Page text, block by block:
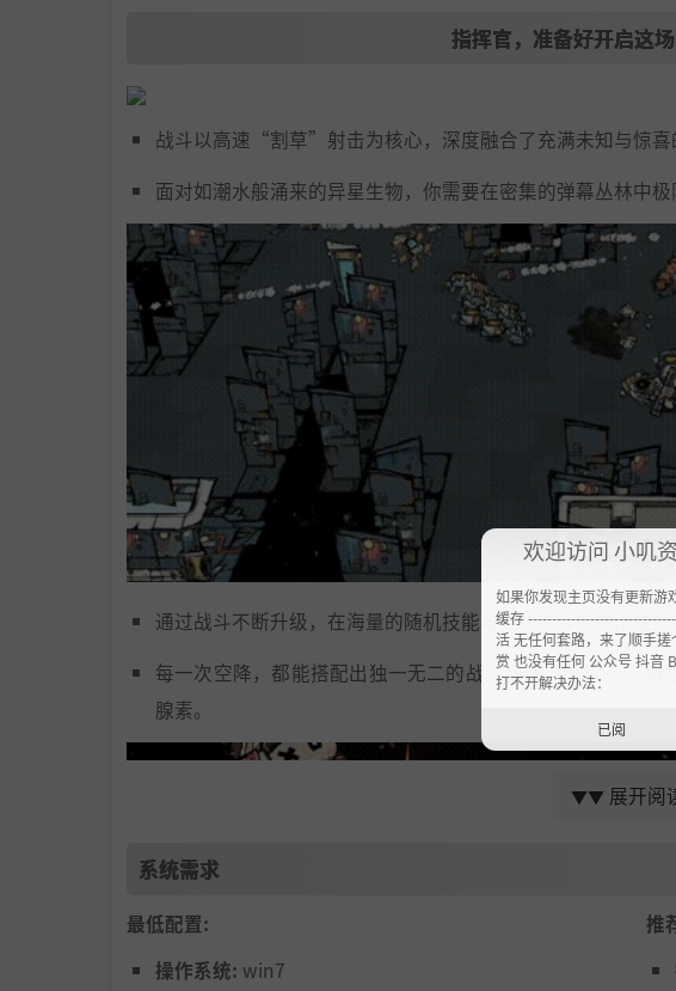
指挥官，准备好开启这
战斗以高速“割草”射击为核心，深度融合了充满未知与惊喜
面对如潮水般涌来的异星生物，你需要在密集的弹幕丛林中极
通过战斗不断升级，在海量的随机技能与强化芯片中做出抉择
每一次空降，都能搭配出独一无二的战斗流派（Build），
腺素。
▼▼ 展开阅
系统需求
最低配置:
操作系统: win7
推
欢迎访问 小叽
如果你发现主页没有更新游
缓存
活 无任何套路，来了顺手
赏 也没有任何 公众号 抖音
打不开解决办法：
已阅